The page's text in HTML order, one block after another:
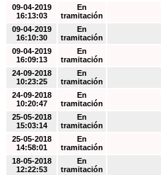
09-04-2019
16:13:03
En
tramitación
09-04-2019
16:10:30
En
tramitación
09-04-2019
16:09:13
En
tramitación
24-09-2018
10:23:25
En
tramitación
24-09-2018
10:20:47
En
tramitación
25-05-2018
15:03:14
En
tramitación
25-05-2018
14:58:01
En
tramitación
18-05-2018
12:22:53
En
tramitación